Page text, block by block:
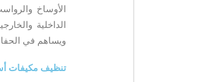
الأوساخ
الداخلية
ويساهم في
تنظيف مكيفات